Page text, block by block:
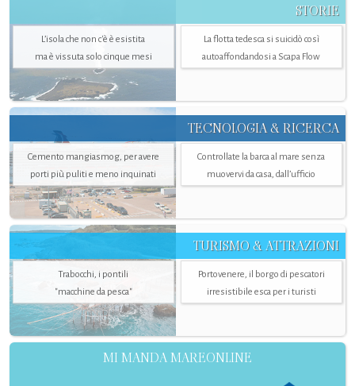
STORIE
L’isola che non c'è è esistita
ma è vissuta solo cinque mesi
La flotta tedesca si suicidò così
autoaffondandosi a Scapa Flow
TECNOLOGIA & RICERCA
Cemento mangiasmog, per avere
porti più puliti e meno inquinati
Controllate la barca al mare senza
muovervi da casa, dall’ufficio
TURISMO & ATTRAZIONI
Trabocchi, i pontili
"macchine da pesca"
Portovenere, il borgo di pescatori
irresistibile esca per i turisti
MI MANDA MAREONLINE